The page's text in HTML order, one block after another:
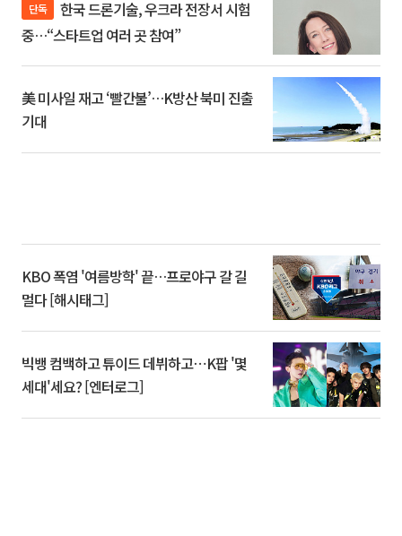
단독
중…“스타트업 여러 곳 참여”
美 미사일 재고 ‘빨간불’…K방산 북미 진출
기대
KBO 폭염 '여름방학' 끝…프로야구 갈 길
멀다 [해시태그]
빅뱅 컴백하고 튜이드 데뷔하고⋯K팝 '몇
세대'세요? [엔터로그]